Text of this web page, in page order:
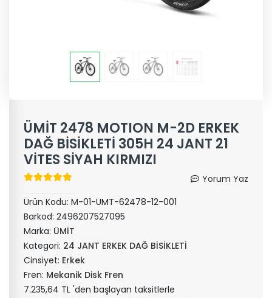
ÜMİT 2478 MOTION M-2D ERKEK
DAĞ BİSİKLETİ 305H 24 JANT 21
VİTES SİYAH KIRMIZI
Yorum Yaz
Ürün Kodu: M-01-UMT-62478-12-001
Barkod: 2496207527095
Marka: ÜMİT
Kategori: 24 JANT ERKEK DAĞ BİSİKLETİ
Cinsiyet: Erkek
Fren: Mekanik Disk Fren
7.235,64 TL 'den başlayan taksitlerle